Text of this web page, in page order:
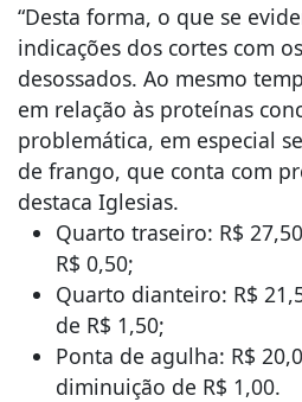
“Desta forma, o que se
indicações dos cortes com
desossados. Ao mesmo
em relação às proteínas
problemática, em especial
de frango, que conta com
destaca Iglesias.
Quarto traseiro: R$
R$ 0,50;
Quarto dianteiro: R$
de R$ 1,50;
Ponta de agulha: R$
diminuição de R$ 1,00.